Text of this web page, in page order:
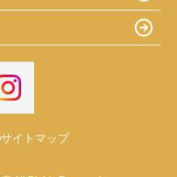
サイトマップ